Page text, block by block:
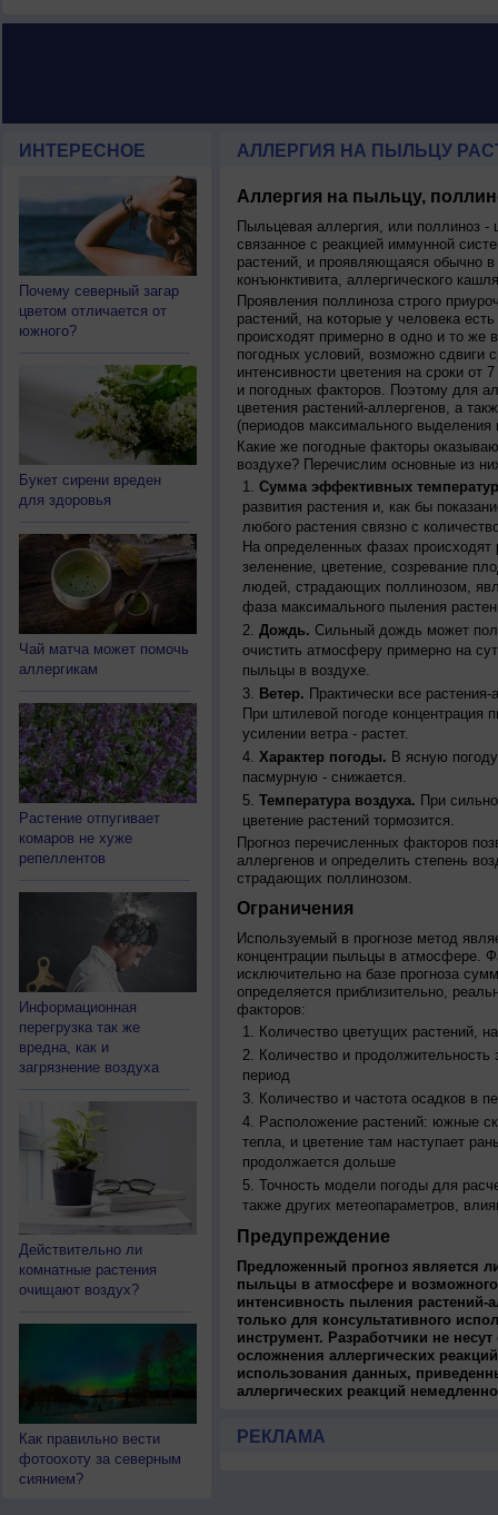
ИНТЕРЕСНОЕ
Почему северный загар
цветом отличается от
южного?
Букет сирени вреден
для здоровья
Чай матча может помочь
аллергикам
Растение отпугивает
комаров не хуже
репеллентов
Информационная
перегрузка так же
вредна, как и
загрязнение воздуха
Действительно ли
комнатные растения
очищают воздух?
Как правильно вести
фотоохоту за северным
сиянием?
АЛЛЕРГИЯ НА ПЫЛЬЦУ
Аллергия на пыльцу,
Пыльцевая аллергия, или поллиноз -
связанное с реакцией иммунной
растений, и проявляющаяся обычно
конъюнктивита, аллергического
Проявления поллиноза строго
растений, на которые у человека
происходят примерно в одно и то же
погодных условий, возможно сдвиги
интенсивности цветения на сроки от
и погодных факторов. Поэтому для
цветения растений-аллергенов, а
(периодов максимального
Какие же погодные факторы
воздухе? Перечислим основные из
Сумма эффективных
развития растения и, как бы
любого растения связно с
На определенных фазах происходят
зеленение, цветение, созревание
людей, страдающих поллинозом,
фаза максимального пыления
Дождь. Сильный дождь может
очистить атмосферу примерно на
пыльцы в воздухе.
Ветер. Практически все
При штилевой погоде
усилении ветра - растет.
Характер погоды. В ясную
пасмурную - снижается.
Температура воздуха. При
цветение растений тормозится.
Прогноз перечисленных факторов
аллергенов и определить степень
страдающих поллинозом.
Ограничения
Используемый в прогнозе метод
концентрации пыльцы в атмосфере.
исключительно на базе прогноза
определяется приблизительно,
факторов:
Количество цветущих растений,
Количество и продолжительность
период
Количество и частота осадков в
Расположение растений: южные
тепла, и цветение там наступает
продолжается дольше
Точность модели погоды для
также других метеопараметров,
Предупреждение
Предложенный прогноз является
пыльцы в атмосфере и
интенсивность пыления растений-
только для консультативного
инструмент. Разработчики не
осложнения аллергических
использования данных,
аллергических реакций
РЕКЛАМА